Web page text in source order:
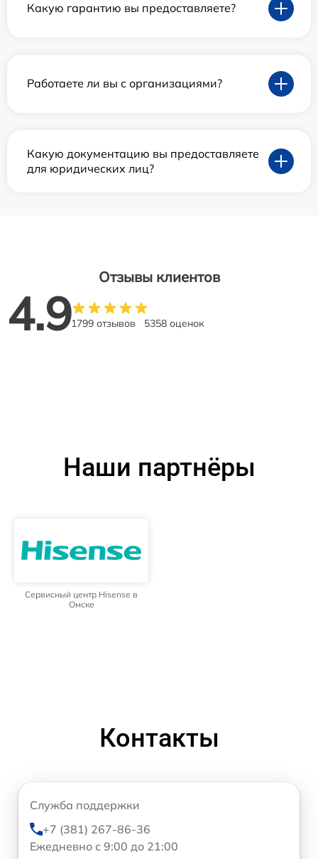
Какую гарантию вы предоставляете?
Работаете ли вы с организациями?
Какую документацию вы предоставляете
для юридических лиц?
Отзывы клиентов
4.91799 отзывов 5358 оценок
Наши партнёры
Сервисный центр Hisense в
Омске
Контакты
Служба поддержки
+7 (381) 267-86-36
Ежедневно с 9:00 до 21:00